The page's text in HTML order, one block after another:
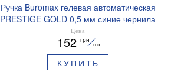
Ручка Buromax гелевая автоматическая
PRESTIGE GOLD 0,5 мм синие чернила
BM.83101
Цена
152 грн
шт
КУПИТЬ